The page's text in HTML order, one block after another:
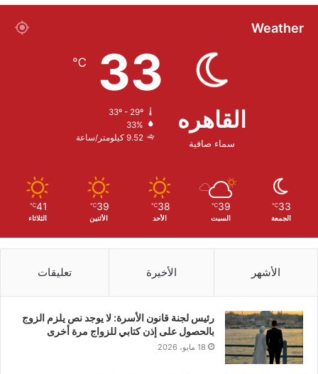
Weather
القاهره
سماء صافية
33
℃
33º - 29º
33%
9.52 كيلومتر/ساعة
33
℃
الجمعة
39
℃
السبت
38
℃
الأحد
39
℃
الأثنين
41
℃
الثلاثاء
الأشهر الأخيرة تعليقات
رئيس لجنة قانون الأسرة: لا يوجد نص يلزم الزوج
بالحصول على إذن كتابي للزواج مرة أخرى
18 مايو، 2026